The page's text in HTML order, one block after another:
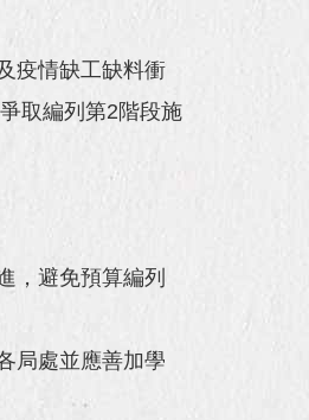
疫情缺工缺料衝
取編列第2階段施
，避免預算編列
局處並應善加學